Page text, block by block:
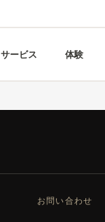
サービス 体験
お問い合わせ